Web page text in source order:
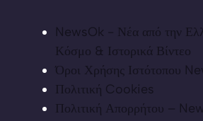
NewsOk - Νέα από την
Κόσμο & Ιστορικά Βίντεο
Όροι Χρήσης Ιστότοπου
Πολιτική Cookies
Πολιτική Απορρήτου –